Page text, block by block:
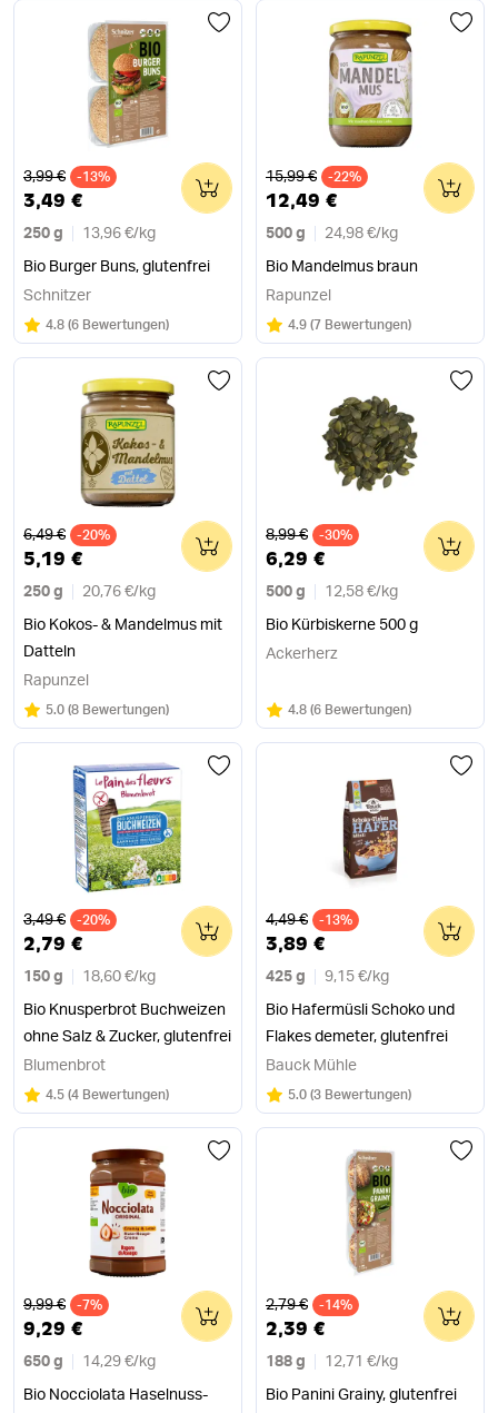
Alter Preis
3,99 € -13%
3,49 €
250 g 13,96 €/ kg
Bio Burger Buns, glutenfrei
0
Schnitzer
Bewertung:
4.8/5
(6 Bewertungen)
Alter Preis
15,99 € -22%
12,49 €
500 g 24,98 €/ kg
Bio Mandelmus braun
0
Rapunzel
Bewertung:
4.9/5
(7 Bewertungen)
Alter Preis
6,49 € -20%
5,19 €
250 g 20,76 €/ kg
Bio Kokos- & Mandelmus mit
Datteln
0
Rapunzel
Bewertung:
5.0/5
(8 Bewertungen)
Alter Preis
8,99 € -30%
6,29 €
500 g 12,58 €/ kg
Bio Kürbiskerne 500 g
0
Ackerherz
Bewertung:
4.8/5
(6 Bewertungen)
Alter Preis
3,49 € -20%
2,79 €
150 g 18,60 €/ kg
Bio Knusperbrot Buchweizen
ohne Salz & Zucker, glutenfrei
0
Blumenbrot
Bewertung:
4.5/5
(4 Bewertungen)
Alter Preis
4,49 € -13%
3,89 €
425 g 9,15 €/ kg
Bio Hafermüsli Schoko und
Flakes demeter, glutenfrei
0
Bauck Mühle
Bewertung:
5.0/5
(3 Bewertungen)
Alter Preis
9,99 € -7%
9,29 €
650 g 14,29 €/ kg
Bio Nocciolata Haselnuss-
0 Alter Preis
2,79 € -14%
2,39 €
188 g 12,71 €/ kg
Bio Panini Grainy, glutenfrei
0